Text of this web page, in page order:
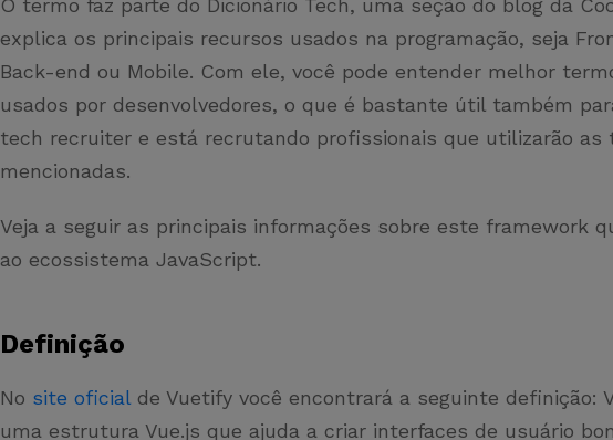
explica os principais recursos usados na programação, seja
Back-end ou Mobile. Com ele, você pode entender melhor
usados por desenvolvedores, o que é bastante útil também
tech recruiter e está recrutando profissionais que utilizarão as
mencionadas.
Veja a seguir as principais informações sobre este framework
ao ecossistema JavaScript.
Definição
No site oficial de Vuetify você encontrará a seguinte definição:
uma estrutura Vue.js que ajuda a criar interfaces de usuário